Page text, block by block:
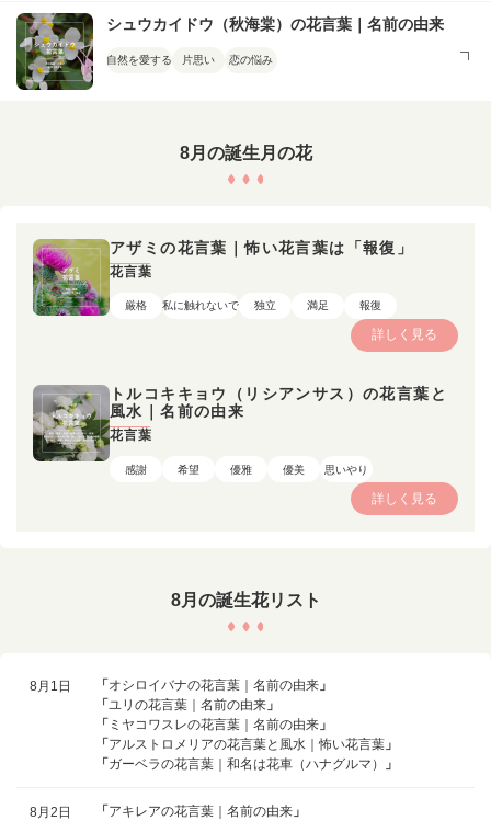
シュウカイドウ（秋海棠）の花言葉｜名前の由来
自然を愛する 片思い 恋の悩み
8月の誕生月の花
アザミの花言葉｜怖い花言葉は「報復」
花言葉
厳格 私に触れないで 独立 満足 報復
詳しく見る
トルコキキョウ（リシアンサス）の花言葉と
風水｜名前の由来
花言葉
感謝 希望 優雅 優美 思いやり
詳しく見る
8月の誕生花リスト
8月1日 「 オシロイバナの花言葉｜名前の由来 」
「 ユリの花言葉｜名前の由来 」
「 ミヤコワスレの花言葉｜名前の由来 」
「 アルストロメリアの花言葉と風水｜怖い花言葉 」
「 ガーベラの花言葉｜和名は花車（ハナグルマ） 」
8月2日 「 アキレアの花言葉｜名前の由来 」